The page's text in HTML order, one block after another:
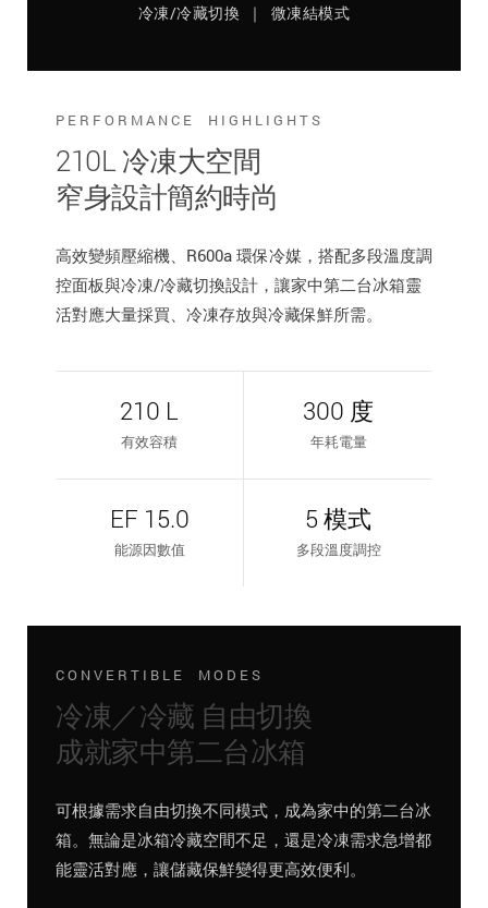
冷凍/冷藏切換 ｜ 微凍結模式
PERFORMANCE HIGHLIGHTS
210L 冷凍大空間
窄身設計簡約時尚
高效變頻壓縮機、R600a 環保冷媒，搭配多段溫度調
控面板與冷凍/冷藏切換設計，讓家中第二台冰箱靈
活對應大量採買、冷凍存放與冷藏保鮮所需。
210 L
有效容積
300 度
年耗電量
EF 15.0
能源因數值
5 模式
多段溫度調控
CONVERTIBLE MODES
冷凍／冷藏 自由切換
成就家中第二台冰箱
可根據需求自由切換不同模式，成為家中的第二台冰
箱。無論是冰箱冷藏空間不足，還是冷凍需求急增都
能靈活對應，讓儲藏保鮮變得更高效便利。